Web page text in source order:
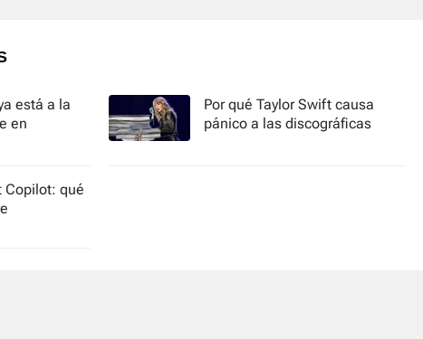
está a la
en
Por qué Taylor Swift causa
pánico a las discográficas
Copilot: qué